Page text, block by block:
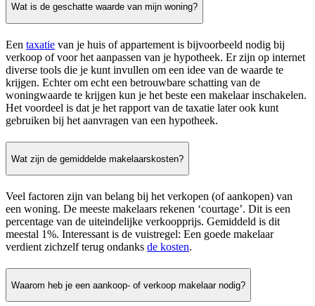
Wat is de geschatte waarde van mijn woning?
Een taxatie van je huis of appartement is bijvoorbeeld nodig bij
verkoop of voor het aanpassen van je hypotheek. Er zijn op internet
diverse tools die je kunt invullen om een idee van de waarde te
krijgen. Echter om echt een betrouwbare schatting van de
woningwaarde te krijgen kun je het beste een makelaar inschakelen.
Het voordeel is dat je het rapport van de taxatie later ook kunt
gebruiken bij het aanvragen van een hypotheek.
Wat zijn de gemiddelde makelaarskosten?
Veel factoren zijn van belang bij het verkopen (of aankopen) van
een woning. De meeste makelaars rekenen ‘courtage’. Dit is een
percentage van de uiteindelijke verkoopprijs. Gemiddeld is dit
meestal 1%. Interessant is de vuistregel: Een goede makelaar
verdient zichzelf terug ondanks de kosten.
Waarom heb je een aankoop- of verkoop makelaar nodig?